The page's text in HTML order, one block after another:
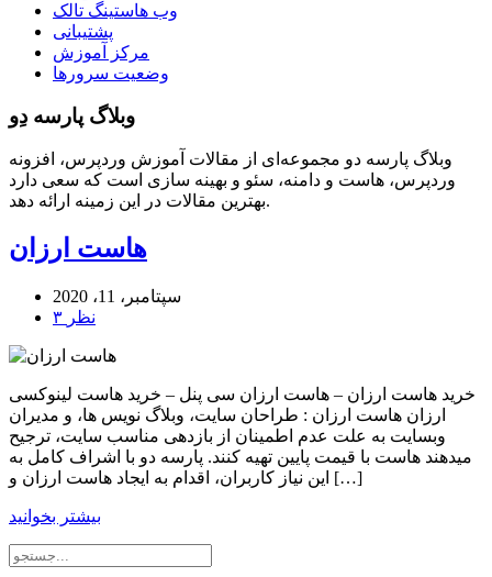
وب هاستینگ تالک
پشتیبانی
مرکز آموزش
وضعیت سرورها
وبلاگ پارسه دِو
وبلاگ پارسه دو مجموعه‌ای از مقالات آموزش وردپرس، افزونه
وردپرس، هاست و دامنه، سئو و بهینه سازی است که سعی دارد
بهترین مقالات در این زمینه ارائه دهد.
هاست ارزان
سپتامبر، 11، 2020
۳ نظر
خرید هاست ارزان – هاست ارزان سی پنل – خرید هاست لینوکسی
ارزان هاست ارزان : طراحان سایت، وبلاگ نویس ها، و مدیران
وبسایت به علت عدم اطمینان از بازدهی مناسب سایت، ترجیح
میدهند هاست با قیمت پایین تهیه کنند. پارسه دو با اشراف کامل به
این نیاز کاربران، اقدام به ایجاد هاست ارزان و […]
بیشتر بخوانید